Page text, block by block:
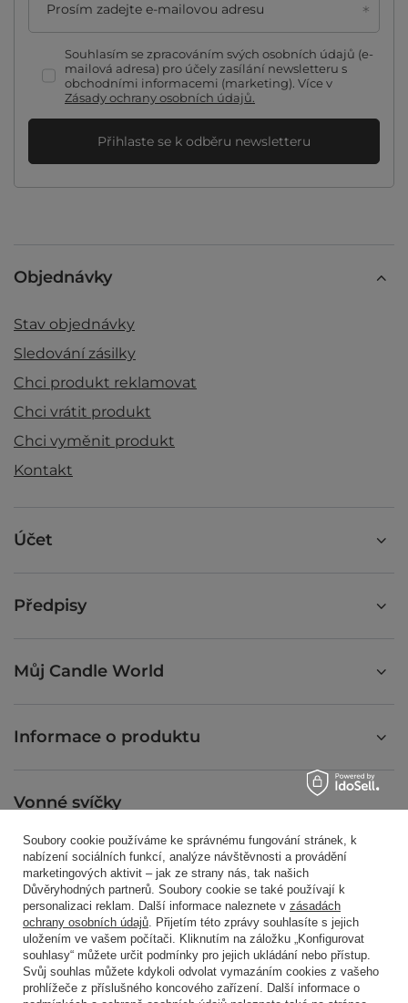
Prosím zadejte e-mailovou adresu
Souhlasím se zpracováním svých osobních údajů (e-
mailová adresa) pro účely zasílání newsletteru s
obchodními informacemi (marketing). Více v
Zásady ochrany osobních údajů.
Přihlaste se k odběru newsletteru
Objednávky
Stav objednávky
Sledování zásilky
Chci produkt reklamovat
Chci vrátit produkt
Chci vyměnit produkt
Kontakt
Účet
Předpisy
Můj Candle World
Informace o produktu
Vonné svíčky
Zkratkou
Blog
Soubory cookie používáme ke správnému fungování stránek, k
nabízení sociálních funkcí, analýze návštěvnosti a provádění
marketingových aktivit – jak ze strany nás, tak našich
Důvěryhodných partnerů. Soubory cookie se také používají k
personalizaci reklam. Další informace naleznete v zásadách
ochrany osobních údajů. Přijetím této zprávy souhlasíte s jejich
uložením ve vašem počítači. Kliknutím na záložku „Konfigurovat
souhlasy“ můžete určit podmínky pro jejich ukládání nebo přístup.
Svůj souhlas můžete kdykoli odvolat vymazáním cookies z vašeho
prohlížeče z příslušného koncového zařízení. Další informace o